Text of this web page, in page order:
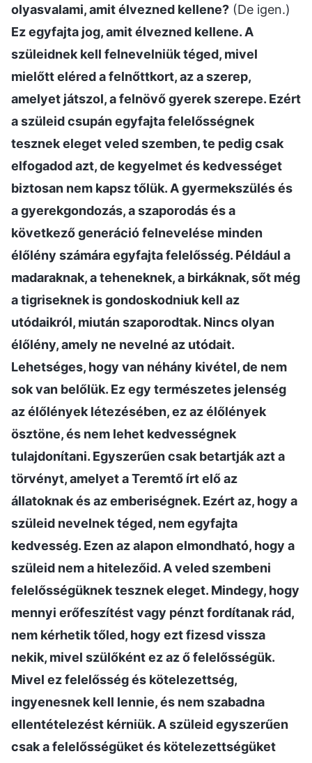
olyasvalami, amit élvezned kellene? (De igen.)
Ez egyfajta jog, amit élvezned kellene. A
szüleidnek kell felnevelniük téged, mivel
mielőtt eléred a felnőttkort, az a szerep,
amelyet játszol, a felnövő gyerek szerepe. Ezért
a szüleid csupán egyfajta felelősségnek
tesznek eleget veled szemben, te pedig csak
elfogadod azt, de kegyelmet és kedvességet
biztosan nem kapsz tőlük. A gyermekszülés és
a gyerekgondozás, a szaporodás és a
következő generáció felnevelése minden
élőlény számára egyfajta felelősség. Például a
madaraknak, a teheneknek, a birkáknak, sőt még
a tigriseknek is gondoskodniuk kell az
utódaikról, miután szaporodtak. Nincs olyan
élőlény, amely ne nevelné az utódait.
Lehetséges, hogy van néhány kivétel, de nem
sok van belőlük. Ez egy természetes jelenség
az élőlények létezésében, ez az élőlények
ösztöne, és nem lehet kedvességnek
tulajdonítani. Egyszerűen csak betartják azt a
törvényt, amelyet a Teremtő írt elő az
állatoknak és az emberiségnek. Ezért az, hogy a
szüleid nevelnek téged, nem egyfajta
kedvesség. Ezen az alapon elmondható, hogy a
szüleid nem a hitelezőid. A veled szembeni
felelősségüknek tesznek eleget. Mindegy, hogy
mennyi erőfeszítést vagy pénzt fordítanak rád,
nem kérhetik tőled, hogy ezt fizesd vissza
nekik, mivel szülőként ez az ő felelősségük.
Mivel ez felelősség és kötelezettség,
ingyenesnek kell lennie, és nem szabadna
ellentételezést kérniük. A szüleid egyszerűen
csak a felelősségüket és kötelezettségüket